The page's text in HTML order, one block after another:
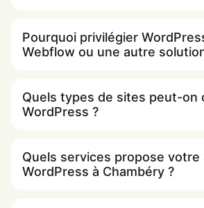
Pourquoi privilégier
Webflow ou une autre
Quels types de sites peut-on
WordPress ?
Quels services propose votre
WordPress à Chambéry ?